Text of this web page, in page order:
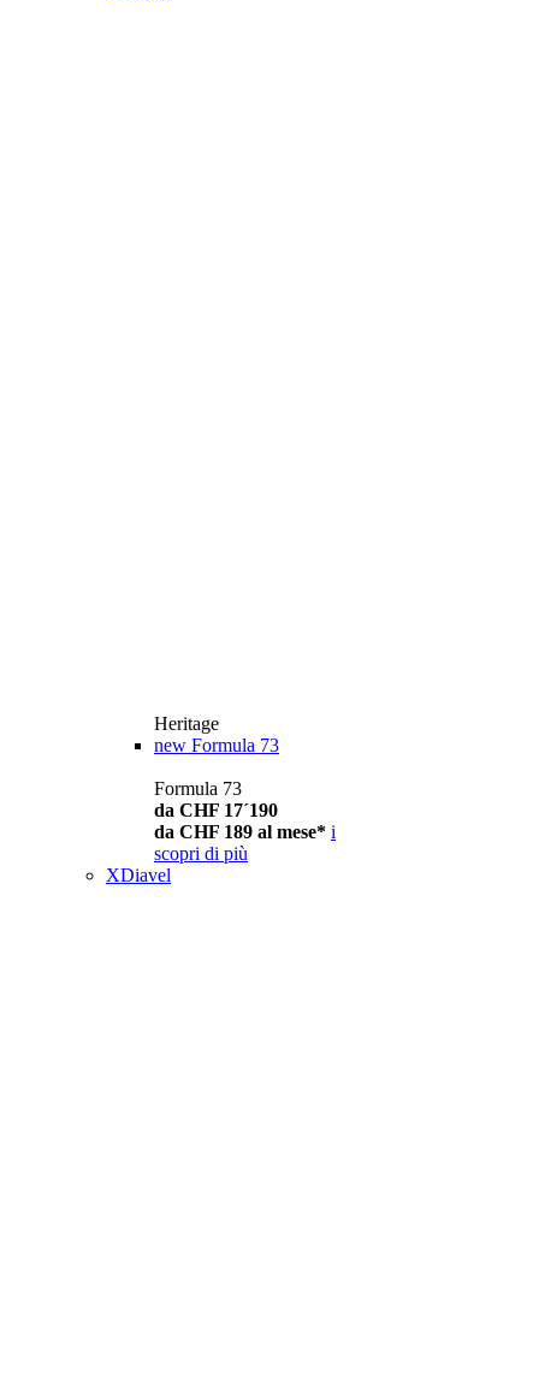
Heritage
new Formula 73
Formula 73
da CHF 17´190
da CHF 189 al mese* i
scopri di più
XDiavel